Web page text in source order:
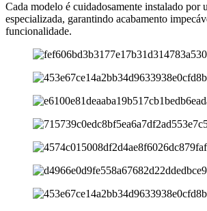
Cada modelo é cuidadosamente instalado por
especializada, garantindo acabamento
funcionalidade.